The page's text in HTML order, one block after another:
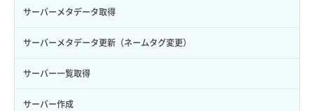
自動バックアップ有効化
自動バックアップ無効化
サーバーメタデータ取得
サーバーメタデータ更新（ネームタグ変更）
サーバー一覧取得
サーバー作成